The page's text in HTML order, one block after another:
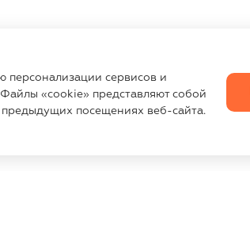
персонализации сервисов и
«cookie» представляют собой
посещениях веб-сайта.